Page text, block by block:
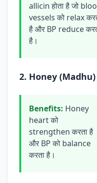
allicin होता है जो
vessels को relax
है और BP reduce
है।
2. Honey (Madhu)
Benefits: Honey
heart को
strengthen करता है
और BP को balance
करता है।